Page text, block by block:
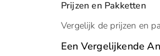
Prijzen en Pakketten
Vergelijk de prijzen en
Een Vergelijkende